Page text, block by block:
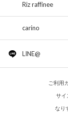
Riz raffinee
carino
LINE@
ご利用
サイ
なり